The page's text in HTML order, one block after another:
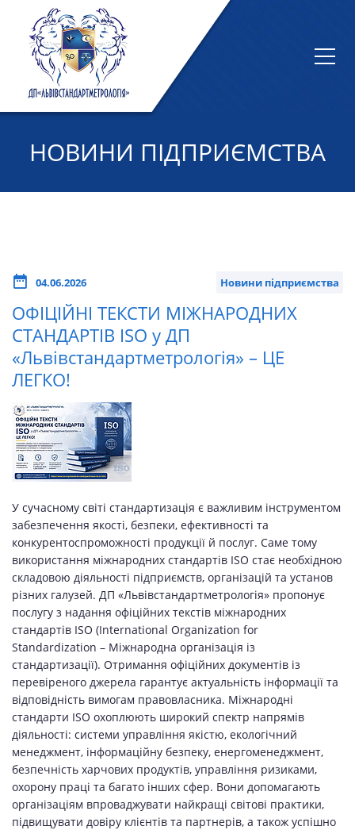
НОВИНИ ПІДПРИЄМСТВА
04.06.2026 Новини підприємства
ОФІЦІЙНІ ТЕКСТИ МІЖНАРОДНИХ
СТАНДАРТІВ ISO у ДП
«Львівстандартметрологія» – ЦЕ
ЛЕГКО!
У сучасному світі стандартизація є важливим інструментом
забезпечення якості, безпеки, ефективності та
конкурентоспроможності продукції й послуг. Саме тому
використання міжнародних стандартів ISO стає необхідною
складовою діяльності підприємств, організацій та установ
різних галузей. ДП «Львівстандартметрологія» пропонує
послугу з надання офіційних текстів міжнародних
стандартів ISO (International Organization for
Standardization – Міжнародна організація із
стандартизації). Отримання офіційних документів із
перевіреного джерела гарантує актуальність інформації та
відповідність вимогам правовласника. Міжнародні
стандарти ISO охоплюють широкий спектр напрямів
діяльності: системи управління якістю, екологічний
менеджмент, інформаційну безпеку, енергоменеджмент,
безпечність харчових продуктів, управління ризиками,
охорону праці та багато інших сфер. Вони допомагають
організаціям впроваджувати найкращі світові практики,
підвищувати довіру клієнтів та партнерів, а також успішно